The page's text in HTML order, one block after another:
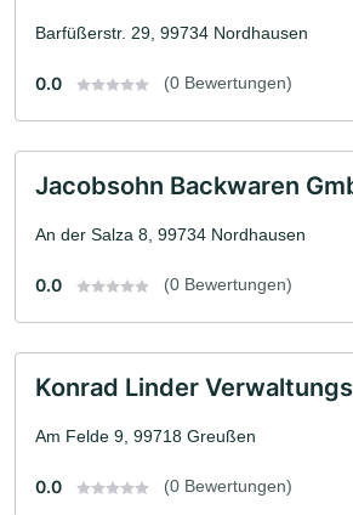
Barfüßerstr. 29, 99734 Nordhausen
0.0 (0 Bewertungen)
Jacobsohn Backwaren
An der Salza 8, 99734 Nordhausen
0.0 (0 Bewertungen)
Konrad Linder
Am Felde 9, 99718 Greußen
0.0 (0 Bewertungen)